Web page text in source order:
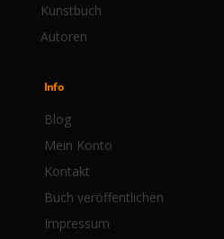
Kunstbuch
Autoren
Info
Blog
Mein Konto
Kontakt
Buch veröffentlichen
Impressum